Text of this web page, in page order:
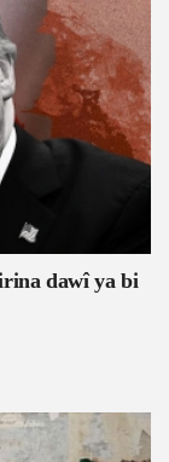
dawî ya bi